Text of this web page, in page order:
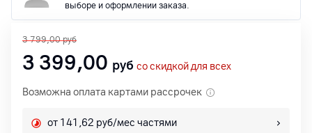
выборе и оформлении заказа.
3 799,00 руб
3 399,00 руб со скидкой для всех
Возможна оплата картами рассрочек
от 141,62 руб/мес частями